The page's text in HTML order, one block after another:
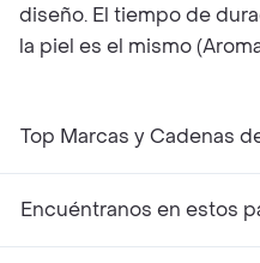
diseño. El tiempo de
la piel es el mismo
Top Marcas y Cadenas
Encuéntranos en estos